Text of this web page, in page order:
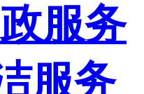
服务
服务